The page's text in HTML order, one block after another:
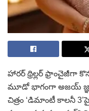
హారర్ థ్రిల్లర్ ఫ్రాంచైజీగా
మూడో భాగంగా అజయ్
చిత్రం ‘డిమాంటీ కాలనీ